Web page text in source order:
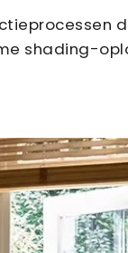
shading-